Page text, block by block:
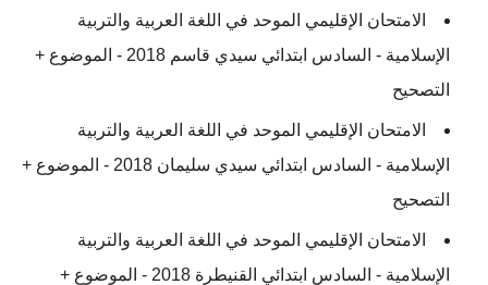
الامتحان الإقليمي الموحد في اللغة العربية والتربية
الإسلامية - السادس ابتدائي سيدي قاسم 2018 - الموضوع +
التصحيح
الامتحان الإقليمي الموحد في اللغة العربية والتربية
الإسلامية - السادس ابتدائي سيدي سليمان 2018 - الموضوع +
التصحيح
الامتحان الإقليمي الموحد في اللغة العربية والتربية
الإسلامية - السادس ابتدائي القنيطرة 2018 - الموضوع +